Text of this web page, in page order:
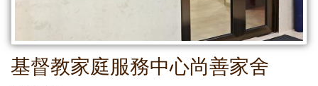
基督教家庭服務中心尚善家舍